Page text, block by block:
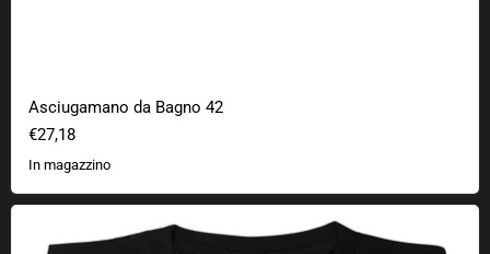
Asciugamano da Bagno 42
€27,18
In magazzino
Asterence e Budelix